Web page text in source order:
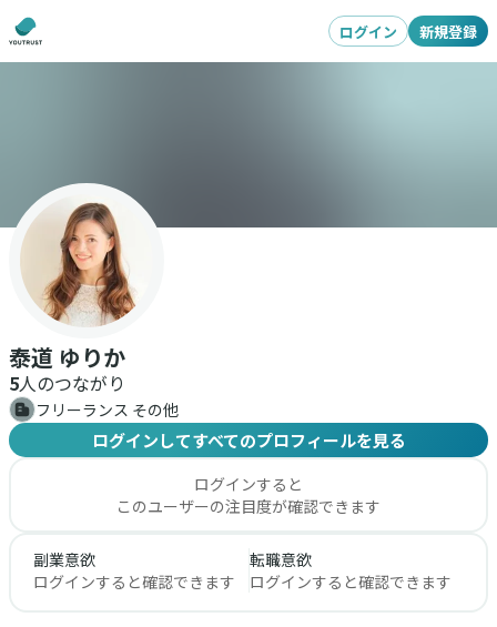
ログイン 新規登録
泰道 ゆりか
5人のつながり
フリーランス その他
ログインしてすべてのプロフィールを見る
ログインすると
このユーザーの注目度が確認できます
副業意欲
ログインすると確認できます
転職意欲
ログインすると確認できます